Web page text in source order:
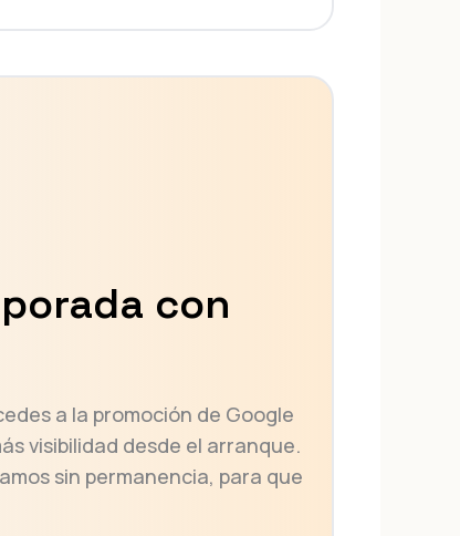
con
a la promoción de Google
visibilidad desde el arranque.
sin permanencia, para que